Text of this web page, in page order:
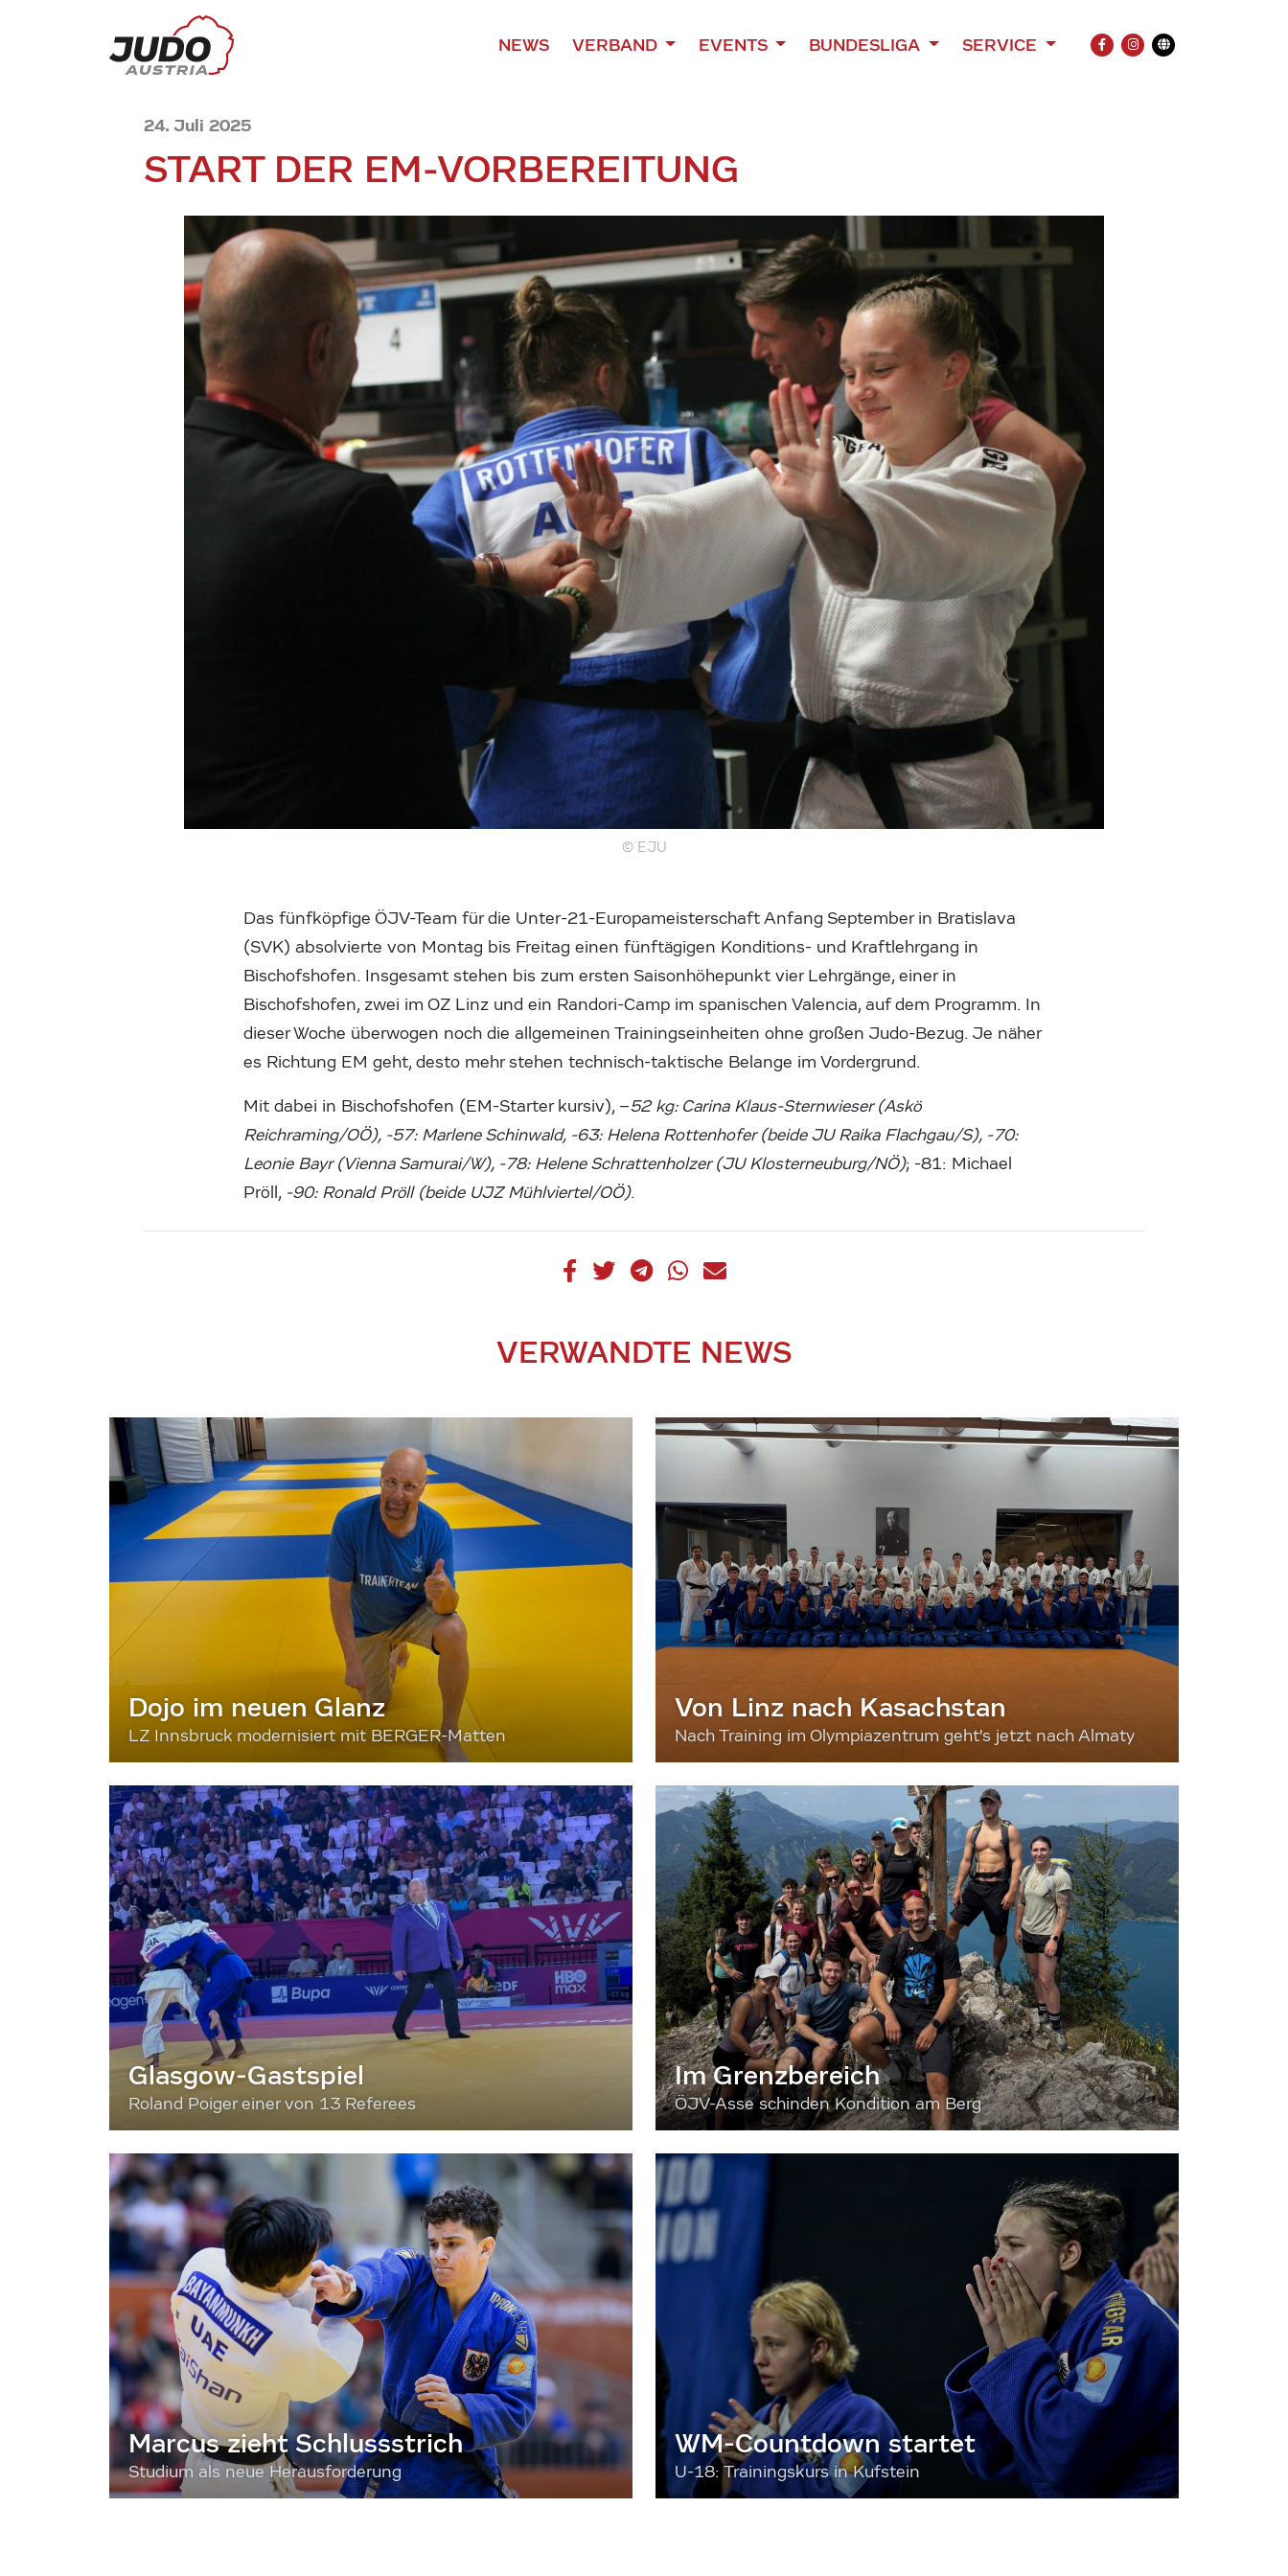
NEWS VERBAND EVENTS BUNDESLIGA SERVICE
FACEBOOK
INSTAGRAM
Übersetzung
24. Juli 2025
START DER EM-VORBEREITUNG
© EJU
Das fünfköpfige ÖJV-Team für die Unter-21-Europameisterschaft Anfang September in Bratislava
(SVK) absolvierte von Montag bis Freitag einen fünftägigen Konditions- und Kraftlehrgang in
Bischofshofen. Insgesamt stehen bis zum ersten Saisonhöhepunkt vier Lehrgänge, einer in
Bischofshofen, zwei im OZ Linz und ein Randori-Camp im spanischen Valencia, auf dem Programm. In
dieser Woche überwogen noch die allgemeinen Trainingseinheiten ohne großen Judo-Bezug. Je näher
es Richtung EM geht, desto mehr stehen technisch-taktische Belange im Vordergrund.
Mit dabei in Bischofshofen (EM-Starter kursiv), –52 kg: Carina Klaus-Sternwieser (Askö
Reichraming/OÖ), -57: Marlene Schinwald, -63: Helena Rottenhofer (beide JU Raika Flachgau/S), -70:
Leonie Bayr (Vienna Samurai/W), -78: Helene Schrattenholzer (JU Klosterneuburg/NÖ); -81: Michael
Pröll, -90: Ronald Pröll (beide UJZ Mühlviertel/OÖ).
VERWANDTE NEWS
Dojo im neuen Glanz
LZ Innsbruck modernisiert mit BERGER-Matten
Von Linz nach Kasachstan
Nach Training im Olympiazentrum geht's jetzt nach Almaty
Glasgow-Gastspiel
Roland Poiger einer von 13 Referees
Im Grenzbereich
ÖJV-Asse schinden Kondition am Berg
Marcus zieht Schlussstrich
Studium als neue Herausforderung
WM-Countdown startet
U-18: Trainingskurs in Kufstein